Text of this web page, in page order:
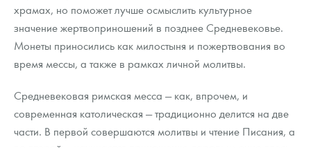
храмах, но поможет лучше осмыслить культурное
значение жертвоприношений в позднее Средневековье.
Монеты приносились как милостыня и пожертвования во
время мессы, а также в рамках личной молитвы.
Средневековая римская месса — как, впрочем, и
современная католическая — традиционно делится на две
части. В первой совершаются молитвы и чтение Писания, а